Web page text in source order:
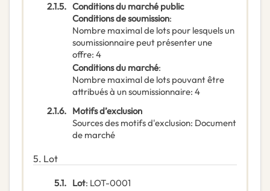
2.1.5. Conditions du marché public
Conditions de soumission:
Nombre maximal de lots pour lesquels un
soumissionnaire peut présenter une
offre: 4
Conditions du marché:
Nombre maximal de lots pouvant être
attribués à un soumissionnaire: 4
2.1.6. Motifs d’exclusion
Sources des motifs d'exclusion: Document
de marché
5. Lot
5.1. Lot: LOT-0001